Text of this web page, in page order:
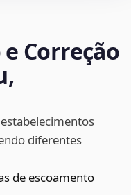
Correção
diferentes
de escoamento